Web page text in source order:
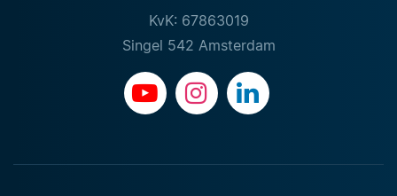
KvK: 67863019
Singel 542 Amsterdam